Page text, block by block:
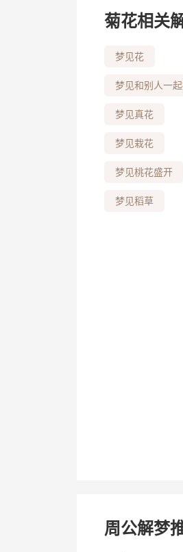
菊花相关
梦见花
梦见和别人一
梦见真花
梦见栽花
梦见桃花盛开
梦见稻草
周公解梦